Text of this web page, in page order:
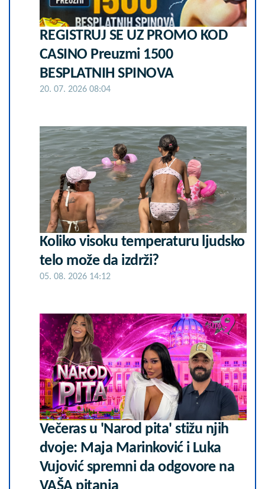
REGISTRUJ SE UZ PROMO KOD
CASINO Preuzmi 1500
BESPLATNIH SPINOVA
20. 07. 2026 08:04
Koliko visoku temperaturu ljudsko
telo može da izdrži?
05. 08. 2026 14:12
Večeras u 'Narod pita' stižu njih
dvoje: Maja Marinković i Luka
Vujović spremni da odgovore na